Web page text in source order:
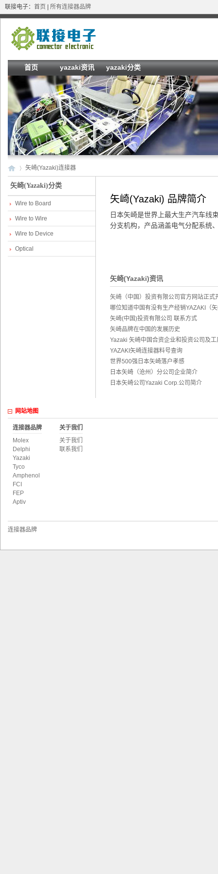
联接电子： 首页 所有连接器品牌
首页 yazaki资讯 yazaki分类
Co
or
»
矢崎(Yazaki)连接器
矢崎(Yazaki)分类
Wire to Board
Wire to Wire
Wire to Device
Optical
矢崎(Yazaki) 品牌简介
日本矢崎是世界上最大生产汽车线
分支机构，产品涵盖电气分配系统
矢崎(Yazaki)资讯
矢崎（中国）投资有限公司官方网站正式
哪位知道中国有没有生产经销YAZAKI（
矢崎(中国)投资有限公司 联系方式
矢崎品牌在中国的发展历史
Yazaki 矢崎中国合资企业和投资公司及工
YAZAKI矢崎连接器料号查询
世界500强日本矢崎落户孝感
日本矢崎（沧州）分公司企业简介
日本矢崎公司Yazaki Corp.公司简介
网站地图
连接器品牌
Molex
Delphi
Yazaki
Tyco
Amphenol
FCI
FEP
Aptiv
关于我们
关于我们
联系我们
连接器品牌